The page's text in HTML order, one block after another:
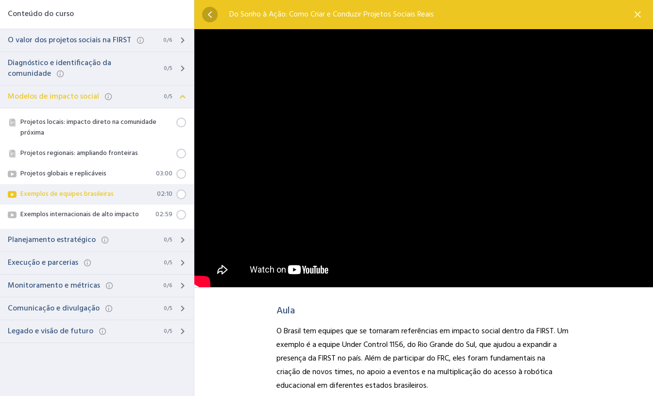
Conteúdo do curso
O valor dos projetos sociais na FIRST 0/6
Diagnóstico e identificação da
comunidade
0/5
Modelos de impacto social 0/5
Projetos locais: impacto direto na comunidade
próxima
Projetos regionais: ampliando fronteiras
Projetos globais e replicáveis
03:00
Exemplos de equipes brasileiras
02:10
Exemplos internacionais de alto impacto
02:59
Planejamento estratégico 0/5
Execução e parcerias 0/5
Monitoramento e métricas 0/6
Comunicação e divulgação 0/5
Legado e visão de futuro 0/5
Do Sonho à Ação: Como Criar e Conduzir Projetos Sociais Reais
Aula
O Brasil tem equipes que se tornaram referências em impacto social dentro da FIRST. Um
exemplo é a equipe Under Control 1156, do Rio Grande do Sul, que ajudou a expandir a
presença da FIRST no país. Além de participar do FRC, eles foram fundamentais na
criação de novos times, no apoio a eventos e na multiplicação do acesso à robótica
educacional em diferentes estados brasileiros.